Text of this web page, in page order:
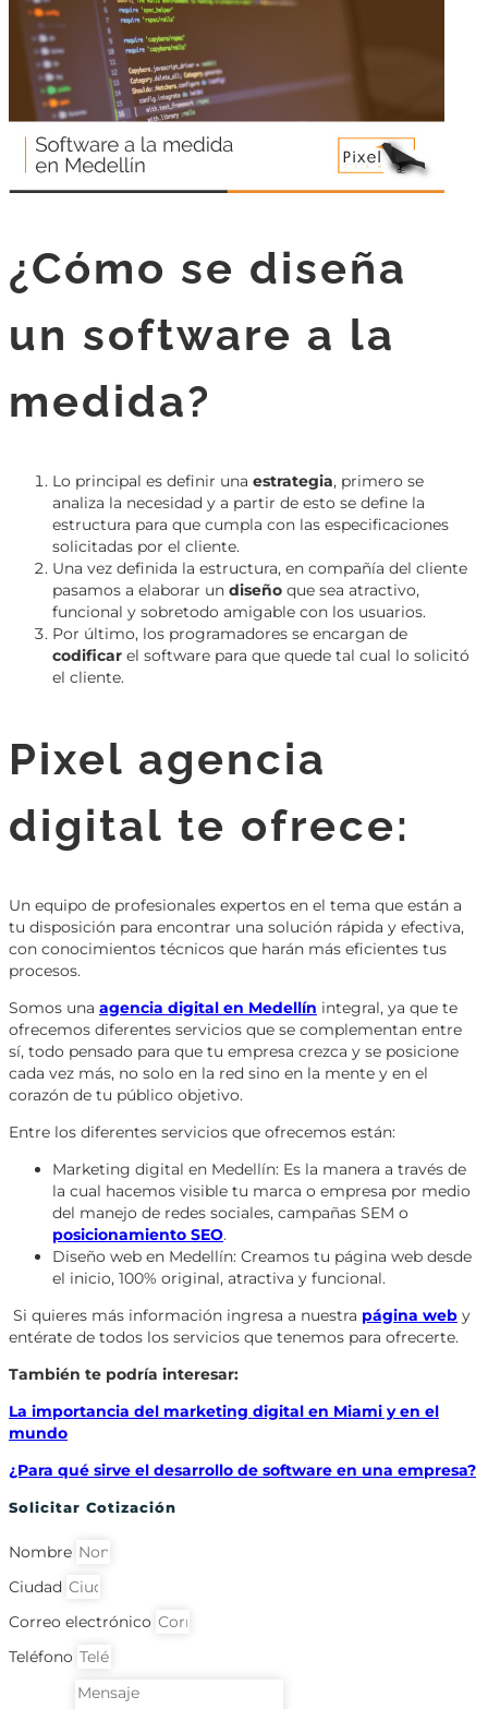
¿Cómo se diseña
un software a la
medida?
Lo principal es definir una estrategia, primero se
analiza la necesidad y a partir de esto se define la
estructura para que cumpla con las especificaciones
solicitadas por el cliente.
Una vez definida la estructura, en compañía del cliente
pasamos a elaborar un diseño que sea atractivo,
funcional y sobretodo amigable con los usuarios.
Por último, los programadores se encargan de
codificar el software para que quede tal cual lo solicitó
el cliente.
Pixel agencia
digital te ofrece:
Un equipo de profesionales expertos en el tema que están a
tu disposición para encontrar una solución rápida y efectiva,
con conocimientos técnicos que harán más eficientes tus
procesos.
Somos una agencia digital en Medellín integral, ya que te
ofrecemos diferentes servicios que se complementan entre
sí, todo pensado para que tu empresa crezca y se posicione
cada vez más, no solo en la red sino en la mente y en el
corazón de tu público objetivo.
Entre los diferentes servicios que ofrecemos están:
Marketing digital en Medellín: Es la manera a través de
la cual hacemos visible tu marca o empresa por medio
del manejo de redes sociales, campañas SEM o
posicionamiento SEO.
Diseño web en Medellín: Creamos tu página web desde
el inicio, 100% original, atractiva y funcional.
Si quieres más información ingresa a nuestra página web y
entérate de todos los servicios que tenemos para ofrecerte.
También te podría interesar:
La importancia del marketing digital en Miami y en el
mundo
¿Para qué sirve el desarrollo de software en una empresa?
Solicitar Cotización
Nombre
Ciudad
Correo electrónico
Teléfono